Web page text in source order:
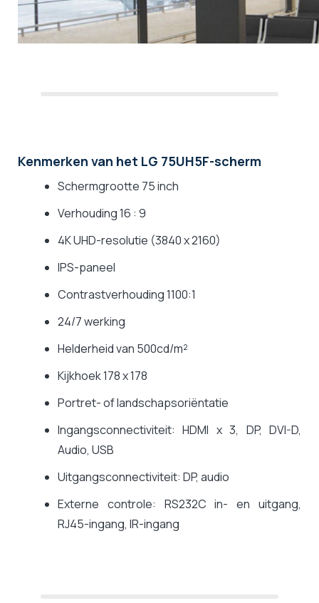
Kenmerken van het LG 75UH5F-scherm
Schermgrootte 75 inch
Verhouding 16 : 9
4K UHD-resolutie (3840 x 2160)
IPS-paneel
Contrastverhouding 1100:1
24/7 werking
Helderheid van 500cd/m²
Kijkhoek 178 x 178
Portret- of landschapsoriëntatie
Ingangsconnectiviteit: HDMI x 3, DP, DVI-D,
Audio, USB
Uitgangsconnectiviteit: DP, audio
Externe controle: RS232C in- en uitgang,
RJ45-ingang, IR-ingang